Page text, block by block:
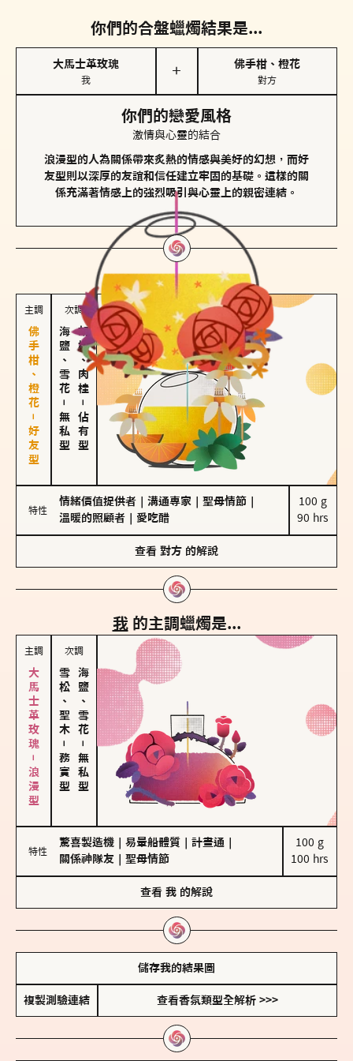
你們的合盤蠟燭結果是...
大馬士革玫瑰
我
＋
佛手柑、橙花
對方
你們的戀愛風格
激情與心靈的結合
浪漫型的人為關係帶來炙熱的情感與美好的幻想，而好
友型則以深厚的友誼和信任建立牢固的基礎。這樣的關
係充滿著情感上的強烈吸引與心靈上的親密連結。
對方的主調蠟燭是...
主調
佛手柑、橙花－好友型
次調
海鹽、雪花
－
無私型
胡椒、肉桂
－
佔有型
特性
情緒價值提供者 溝通專家 聖母情節
溫暖的照顧者
愛吃醋
100 g
90 hrs
查看 對方 的解說
我 的主調蠟燭是...
主調
大馬士革玫瑰－浪漫型
次調
雪松、聖木
－
務實型
海鹽、雪花
－
無私型
特性
驚喜製造機 易暈船體質 計畫通
關係神隊友
聖母情節
100 g
100 hrs
查看 我 的解說
儲存我的結果圖
複製測驗連結 查看香氛類型全解析 >>>